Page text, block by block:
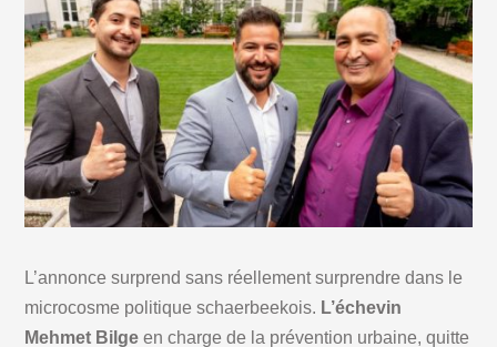
L’annonce surprend sans réellement surprendre dans le
microcosme politique schaerbeekois. L’échevin
Mehmet Bilge en charge de la prévention urbaine, quitte